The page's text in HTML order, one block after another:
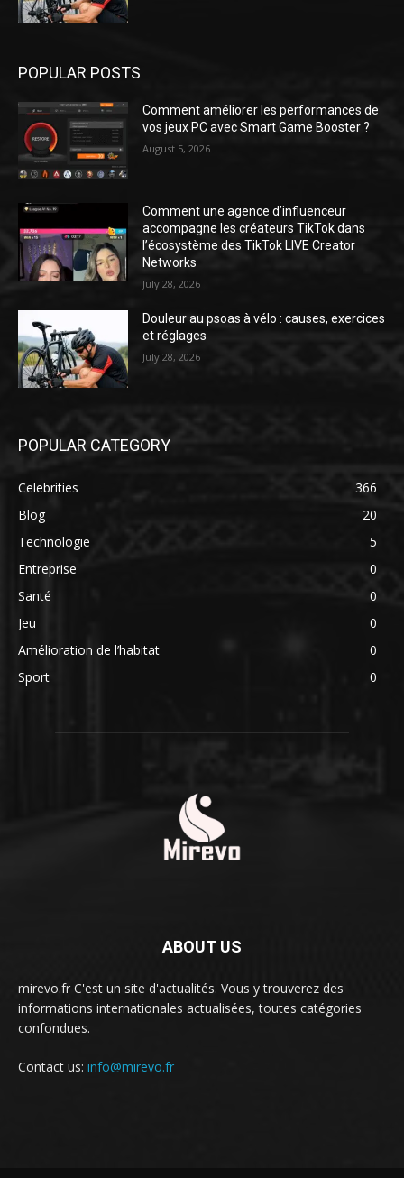
POPULAR POSTS
Comment améliorer les performances de
vos jeux PC avec Smart Game Booster ?
August 5, 2026
Comment une agence d’influenceur
accompagne les créateurs TikTok dans
l’écosystème des TikTok LIVE Creator
Networks
July 28, 2026
Douleur au psoas à vélo : causes, exercices
et réglages
July 28, 2026
POPULAR CATEGORY
Celebrities
366
Blog
20
Technologie
5
Entreprise
0
Santé
0
Jeu
0
Amélioration de l’habitat
0
Sport
0
ABOUT US
mirevo.fr C'est un site d'actualités. Vous y trouverez des
informations internationales actualisées, toutes catégories
confondues.
Contact us: info@mirevo.fr